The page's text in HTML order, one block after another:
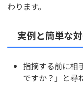
わります。
実例と簡単な
指摘する前に相
ですか？」と尋